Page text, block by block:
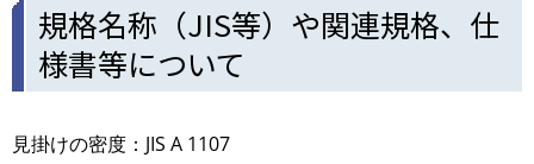
規格名称（JIS等）や関連規格、仕
様書等について
見掛けの密度：JIS A 1107